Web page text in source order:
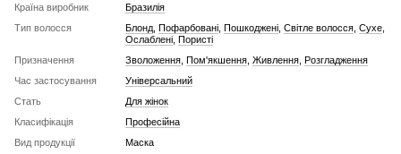
Країна виробник
Бразилія
Тип волосся
Блонд Пофарбовані Пошкоджені Світле волосся Сухе
Ослаблені Пористі
Призначення
Зволоження Пом'якшення Живлення Розгладження
Час застосування
Універсальний
Стать
Для жінок
Класифікація
Професійна
Вид продукції
Маска